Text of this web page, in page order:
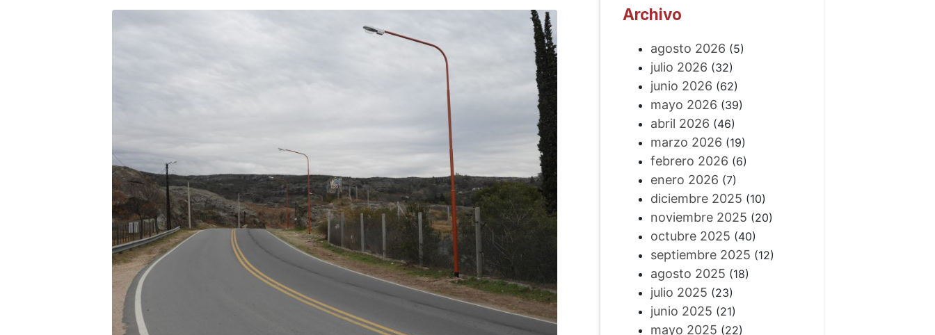
Archivo
agosto 2026 (5)
julio 2026 (32)
junio 2026 (62)
mayo 2026 (39)
abril 2026 (46)
marzo 2026 (19)
febrero 2026 (6)
enero 2026 (7)
diciembre 2025 (10)
noviembre 2025 (20)
octubre 2025 (40)
septiembre 2025 (12)
agosto 2025 (18)
julio 2025 (23)
junio 2025 (21)
mayo 2025 (22)